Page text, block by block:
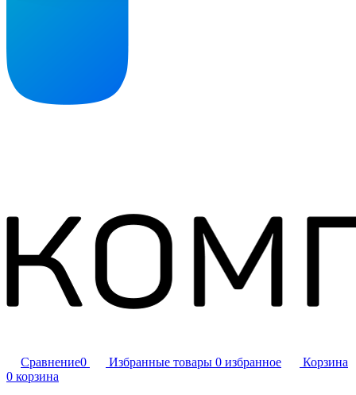
Сравнение0 Избранные товары 0 избранное
Корзина
0 корзина